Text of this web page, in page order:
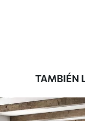
Peel and Stick
12.77$7.66/sq ft
TAMBIÉN